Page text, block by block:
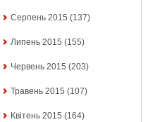
Серпень 2015 (137)
Липень 2015 (155)
Червень 2015 (203)
Травень 2015 (107)
Квітень 2015 (164)